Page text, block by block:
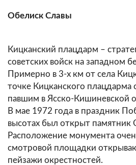
Обелиск Славы
Кицканский плацдарм –
советских войск на западном
Примерно в 3-х км от села
точке Кицканского
павшим в Ясско-Кишиневской
В мае 1972 года в праздник
высотах был открыт памятник
Расположение монумента
смотровой площадки
пейзажи окрестностей.